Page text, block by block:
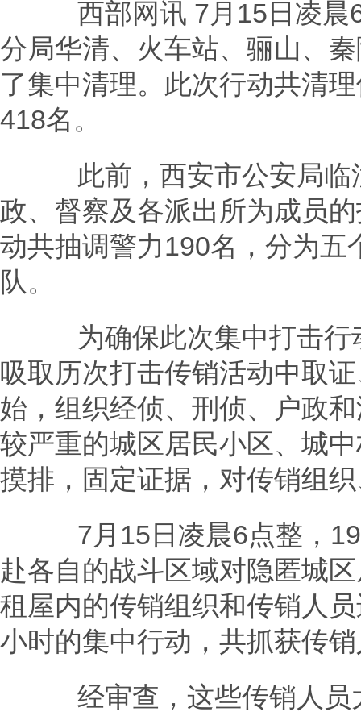
西部网讯 7月15日凌晨6
分局华清、火车站、骊山、
了集中清理。此次行动共清
418名。
此前，西安市公安局临
政、督察及各派出所为成员
动共抽调警力190名，分为
队。
为确保此次集中打击行
吸取历次打击传销活动中取
始，组织经侦、刑侦、户政
较严重的城区居民小区、城
摸排，固定证据，对传销组
7月15日凌晨6点整，
赴各自的战斗区域对隐匿城
租屋内的传销组织和传销人
小时的集中行动，共抓获传
经审查，这些传销人员